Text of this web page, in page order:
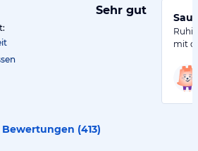
Sehr gut
mit
Bewertungen (413)